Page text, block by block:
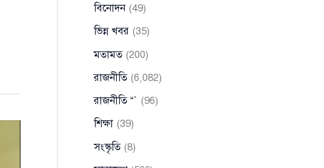
বিনোদন(49)
ভিন্ন খবর (35)
মতামত(200)
রাজনীতি(6,082)
রাজনীতি “` (96)
শিক্ষা (39)
সংস্কৃতি(8)